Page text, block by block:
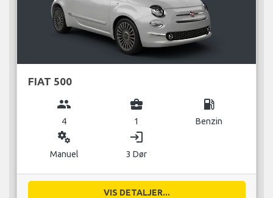
FIAT 500
group
4
business_center
1
local_gas_station
Benzin
miscellaneous_services
Manuel
login
3 Dør
VIS DETALJER...